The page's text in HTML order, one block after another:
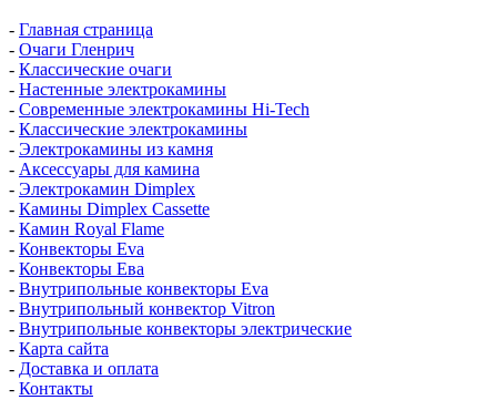
- Главная страница
- Очаги Гленрич
- Классические очаги
- Настенные электрокамины
- Современные электрокамины Hi-Tech
- Классические электрокамины
- Электрокамины из камня
- Аксессуары для камина
- Электрокамин Dimplex
- Камины Dimplex Cassette
- Камин Royal Flame
- Конвекторы Eva
- Конвекторы Ева
- Внутрипольные конвекторы Eva
- Внутрипольный конвектор Vitron
- Внутрипольные конвекторы электрические
- Карта сайта
- Доставка и оплата
- Контакты